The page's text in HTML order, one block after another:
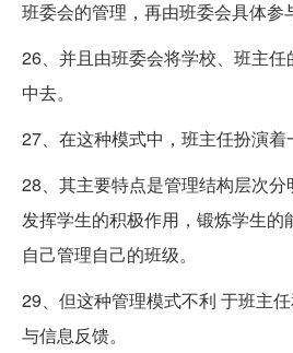
班委会的管理，再由班委会具体参
26、并且由班委会将学校、班主
中去。
27、在这种模式中，班主任扮演着
28、其主要特点是管理结构层次
发挥学生的积极作用，锻炼学生的
自己管理自己的班级。
29、但这种管理模式不利 于班主
与信息反馈。